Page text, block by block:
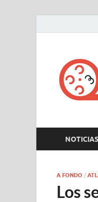
NOTICIAS
A FONDO /
Los